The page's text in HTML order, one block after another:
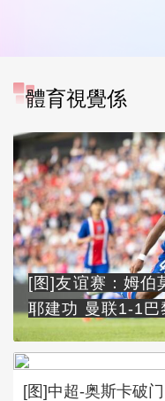
體育視覺係
[图]友谊赛：姆伯
耶建功 曼联1-1巴
[图]中超-奥斯卡破门